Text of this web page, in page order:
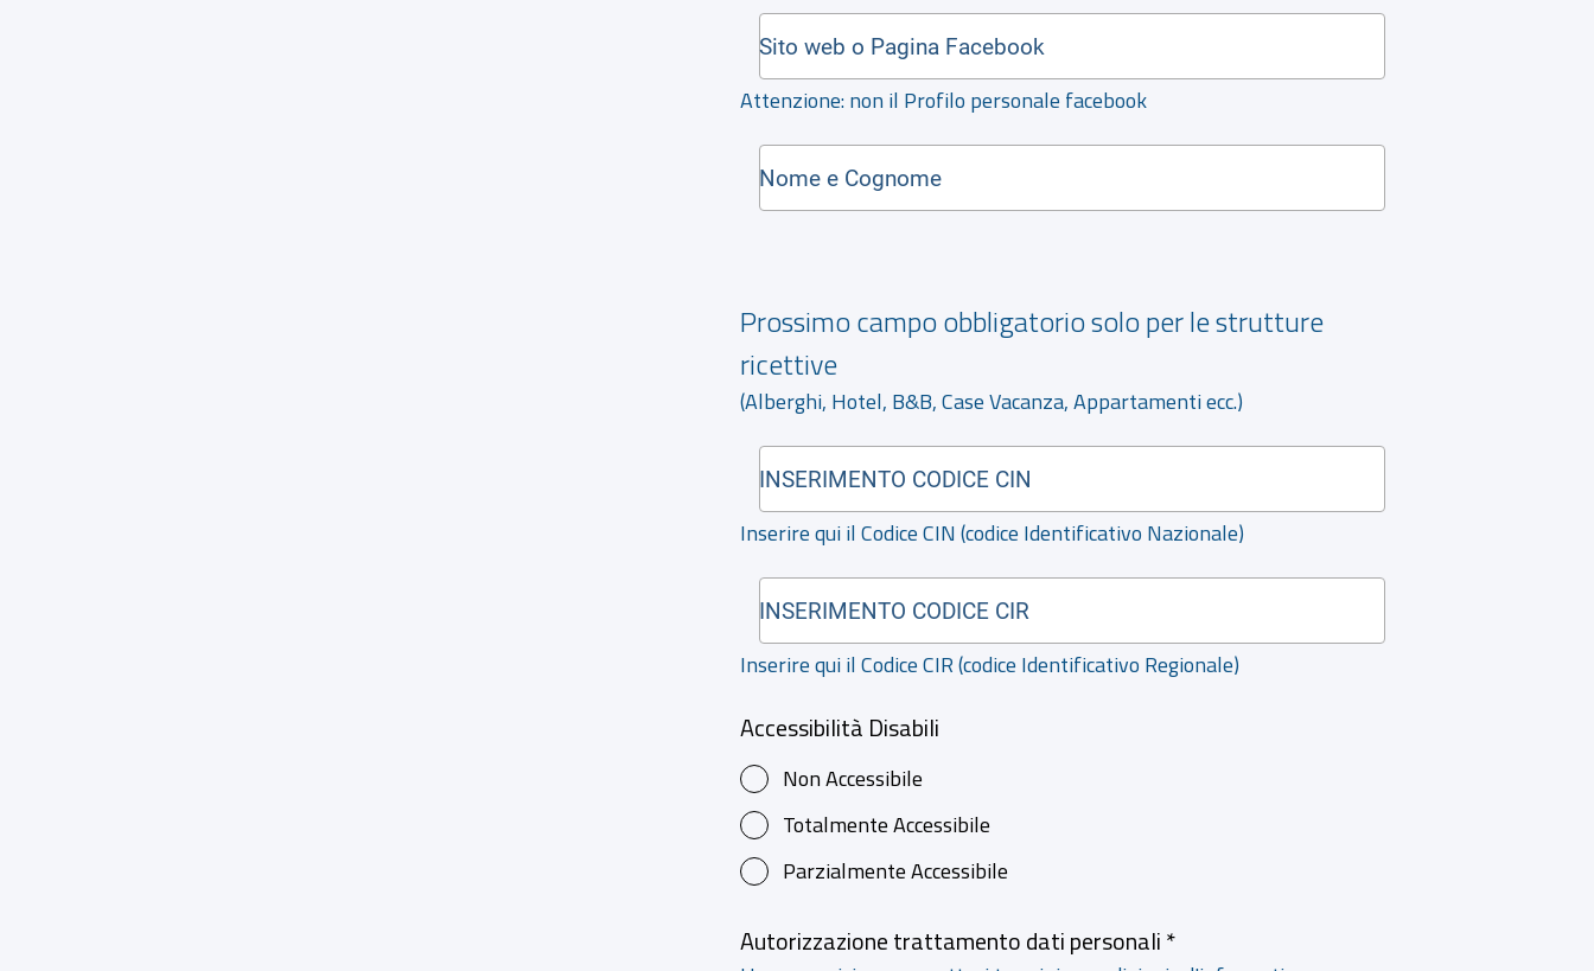
Attenzione: non il Profilo personale facebook
Prossimo campo obbligatorio solo per le strutture
ricettive
(Alberghi, Hotel, B&B, Case Vacanza, Appartamenti ecc.)
Inserire qui il Codice CIN (codice Identificativo Nazionale)
Inserire qui il Codice CIR (codice Identificativo Regionale)
Accessibilità Disabili
Non Accessibile
Totalmente Accessibile
Parzialmente Accessibile
Autorizzazione trattamento dati personali *